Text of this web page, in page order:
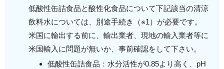
低酸性缶詰食品と酸性化食品について下記該当の清涼
飲料水については、別途手続き（※1）が必要です。
米国に輸出する前に、輸出業者、現地の輸入業者等に
米国輸入に問題が無いか、事前確認をして下さい。
低酸性缶詰食品：水分活性が0.85より高く、pH